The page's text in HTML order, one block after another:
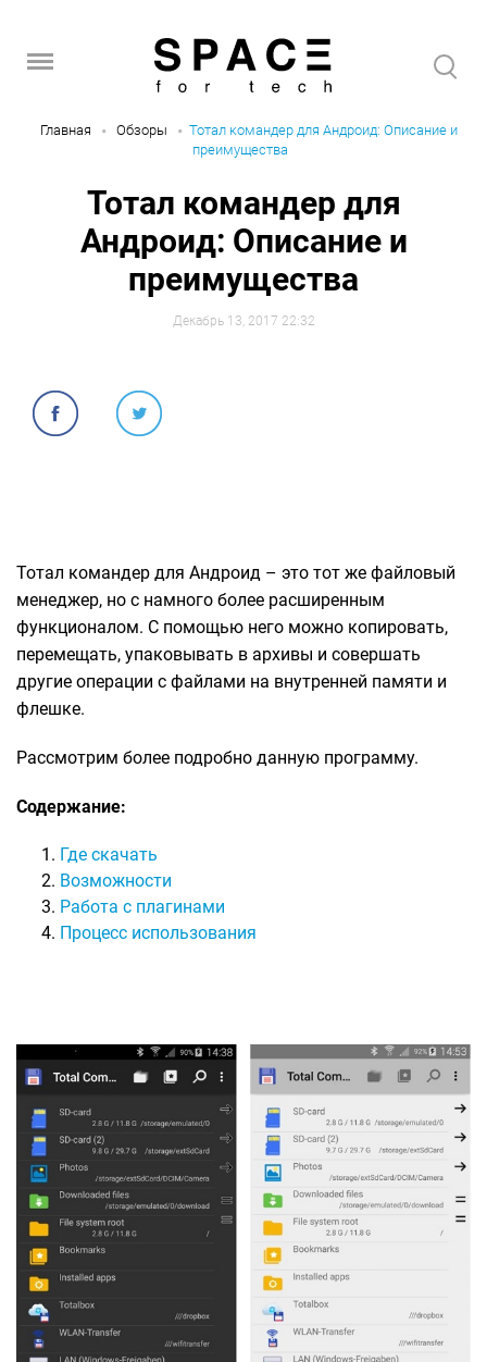
Главная Обзоры
Тотал командер для Андроид: Описание и
преимущества
Тотал командер для
Андроид: Описание и
преимущества
Декабрь 13, 2017 22:32
Тотал командер для Андроид – это тот же файловый
менеджер, но с намного более расширенным
функционалом. С помощью него можно копировать,
перемещать, упаковывать в архивы и совершать
другие операции с файлами на внутренней памяти и
флешке.
Рассмотрим более подробно данную программу.
Содержание:
Где скачать
Возможности
Работа с плагинами
Процесс использования